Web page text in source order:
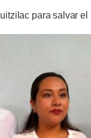
para salvar